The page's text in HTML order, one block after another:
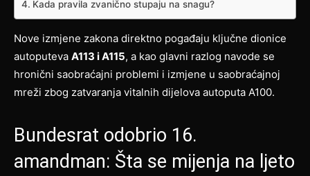
Kada pravila zvanično stupaju na snagu?
Nove izmjene zakona direktno pogađaju ključne dionice
autoputeva A113 i A115, a kao glavni razlog navode se
hronični saobraćajni problemi i izmjene u saobraćajnoj
mreži zbog zatvaranja vitalnih dijelova autoputa A100.
Bundesrat odobrio 16.
amandman: Šta se mijenja na ljeto